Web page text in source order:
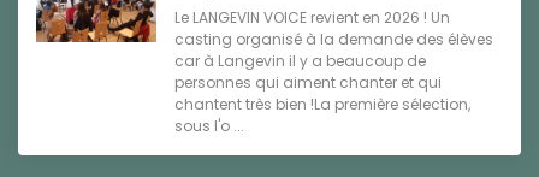
Le LANGEVIN VOICE revient en 2026 ! Un
casting organisé à la demande des élèves
car à Langevin il y a beaucoup de
personnes qui aiment chanter et qui
chantent très bien !La première sélection,
sous l'o ...